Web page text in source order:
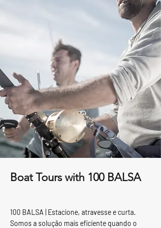
Boat Tours with 100 BALSA
100 BALSA | Estacione, atravesse e curta.
Somos a solução mais eficiente quando o